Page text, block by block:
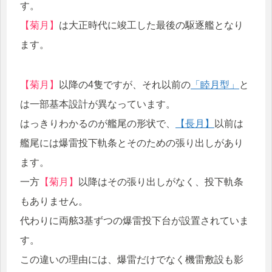
す。
【菊月】 は大正時代に竣工した最後の駆逐艦となり
ます。
【菊月】 以降の4隻ですが、それ以前の 「睦月型」
と
は一部基本設計が異なっています。
はっきりわかるのが艦尾の形状で、
【長月】
以前は
艦尾には爆雷投下軌条とそのための張り出しがあり
ます。
一方 【菊月】
以降はその張り出しがなく、投下軌条
もありません。
代わりに両舷3基ずつの爆雷投下台が設置されていま
す。
この違いの理由には、爆雷だけでなく機雷敷設も影